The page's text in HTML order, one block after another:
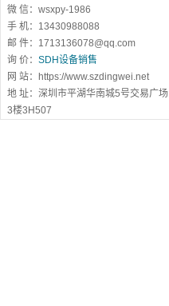
微 信：wsxpy-1986
手 机：13430988088
邮 件：1713136078@qq.com
询 价： SDH设备销售
网 站：https://www.szdingwei.net
地 址：深圳市平湖华南城5号交易广场
3楼3H507